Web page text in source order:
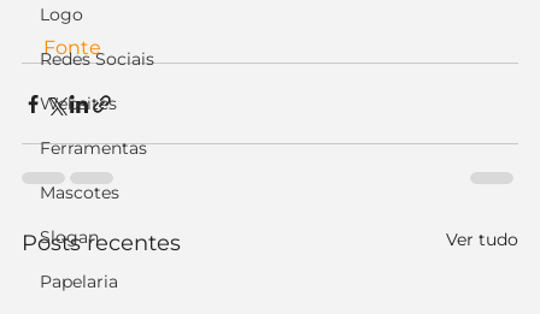
Logo
Redes Sociais
Websites
Ferramentas
Mascotes
Slogan
Papelaria
Fonte
Posts recentes Ver tudo